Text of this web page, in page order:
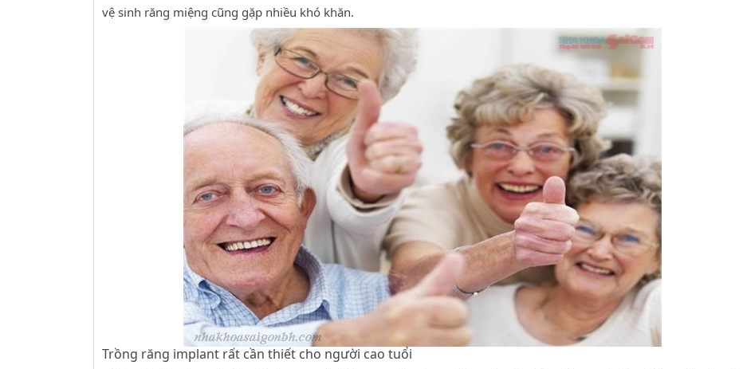
vệ sinh răng miệng cũng gặp nhiều khó khăn.
Trồng răng implant rất cần thiết cho người cao tuổi